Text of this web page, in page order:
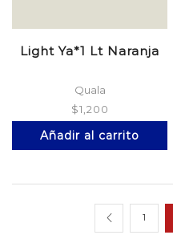
Light Ya*1 Lt Naranja
Quala
$1,200
Añadir al carrito
1